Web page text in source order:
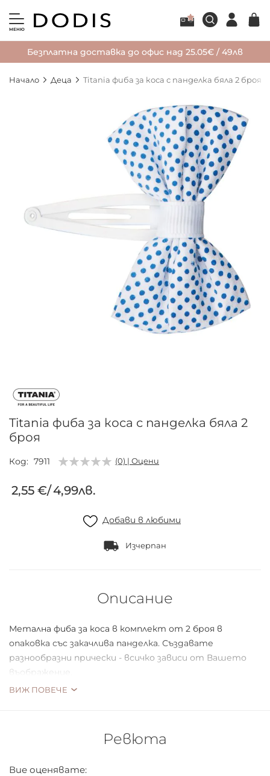
МЕНЮ
Безплатна доставка до офис над 25.05€ / 49лв
Начало Деца Titania фиба за коса с панделка бяла 2 броя
на
със
снимки
Titania фиба за коса с панделка бяла 2
броя
Код 7911 (0) | Оцени
2,55 €/4,99лв.
Добави в любими
Изчерпан
Описание
Метална фиба за коса в комплект от 2 броя в
опаковка със закачлива панделка. Създавате
разнообразни прически - всичко зависи от Вашето
въображение.
Защитен от външни влияния и повреди.
ВИЖ ПОВЕЧЕ
Ревюта
Вие оценявате: